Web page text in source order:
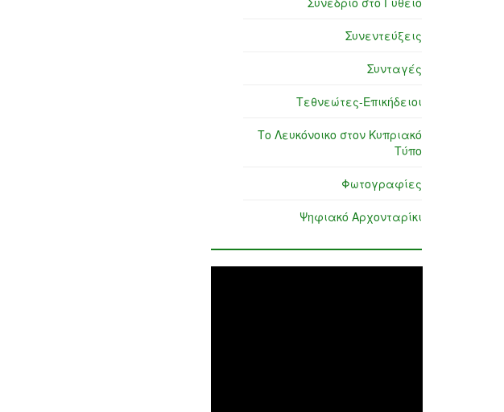
Συνεντεύξεις
Συνταγές
Τεθνεώτες-Επικήδειοι
Το Λευκόνοικο στον Κυπριακό
Τύπο
Φωτογραφίες
Ψηφιακό Αρχονταρίκι